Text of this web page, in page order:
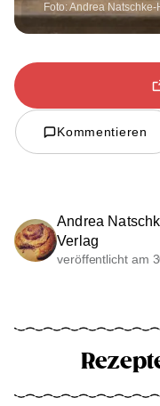
Foto: Andrea
Kommentieren
Andrea
Verlag
veröffentlicht am